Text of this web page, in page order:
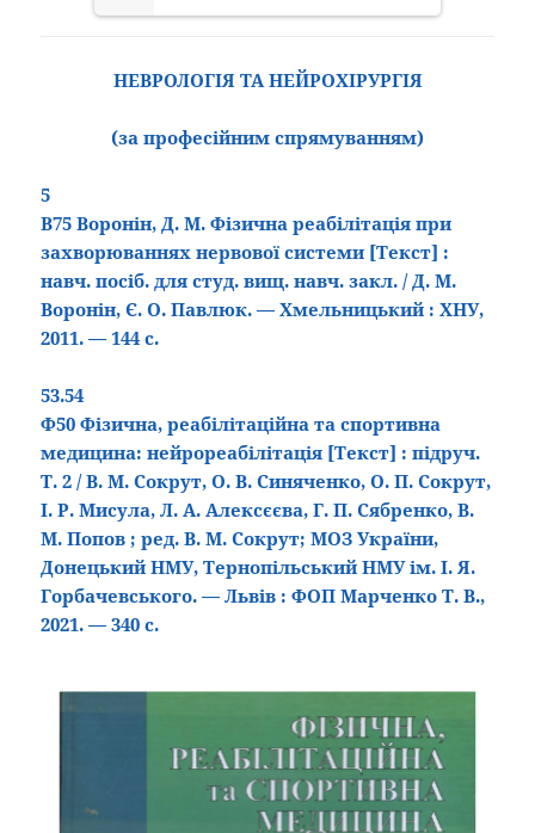
НЕВРОЛОГІЯ ТА НЕЙРОХІРУРГІЯ
(за професійним спрямуванням)
5
В75 Воронін, Д. М. Фізична реабілітація при
захворюваннях нервової системи [Текст] :
навч. посіб. для студ. вищ. навч. закл. / Д. М.
Воронін, Є. О. Павлюк. — Хмельницький : ХНУ,
2011. — 144 с.
53.54
Ф50 Фізична, реабілітаційна та спортивна
медицина: нейрореабілітація [Текст] : підруч.
Т. 2 / В. М. Сокрут, О. В. Синяченко, О. П. Сокрут,
І. Р. Мисула, Л. А. Алексєєва, Г. П. Сябренко, В.
М. Попов ; ред. В. М. Сокрут; МОЗ України,
Донецький НМУ, Тернопільський НМУ ім. І. Я.
Горбачевського. — Львів : ФОП Марченко Т. В.,
2021. — 340 с.